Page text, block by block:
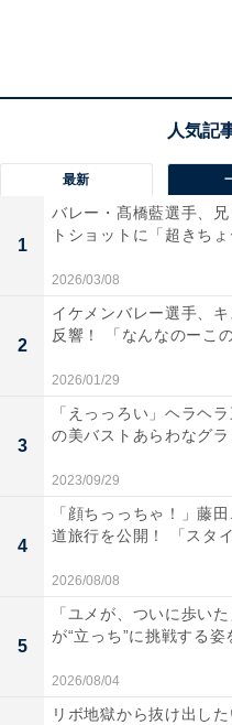
最新
1
バレー・髙橋藍選手、
トショットに「超きち
2026/03/08
2
イケメンバレー選手、
反響！ 「なんなのーこ
2026/01/29
3
「えっっろい」ヘラヘ
の美バストあらわなグ
2023/09/29
4
「顔ちっっちゃ！」藤
道旅行を公開！ 「スタ
2026/08/08
5
「ユメが、ついに歩い
が“立っち”に挑戦する
2026/08/04
リボ地獄から抜け出し